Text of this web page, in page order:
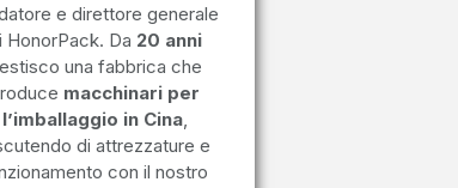
e direttore generale
HonorPack. Da 20 anni
una fabbrica che
macchinari per
l’imballaggio in Cina,
di attrezzature e
con il nostro